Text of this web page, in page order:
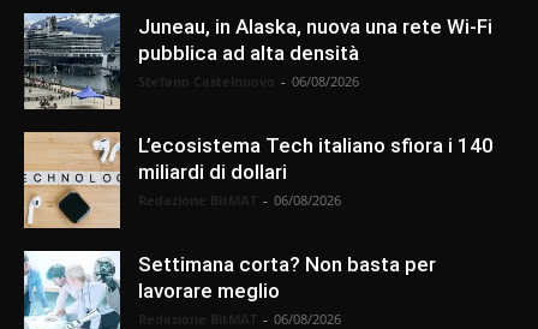
Juneau, in Alaska, nuova una rete Wi-Fi
pubblica ad alta densità
- 06/08/2026
L’ecosistema Tech italiano sfiora i 140
miliardi di dollari
- 06/08/2026
Settimana corta? Non basta per
lavorare meglio
- 06/08/2026